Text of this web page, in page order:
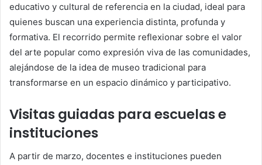
educativo y cultural de referencia en la ciudad, ideal para
quienes buscan una experiencia distinta, profunda y
formativa. El recorrido permite reflexionar sobre el valor
del arte popular como expresión viva de las comunidades,
alejándose de la idea de museo tradicional para
transformarse en un espacio dinámico y participativo.
Visitas guiadas para escuelas e
instituciones
A partir de marzo, docentes e instituciones pueden